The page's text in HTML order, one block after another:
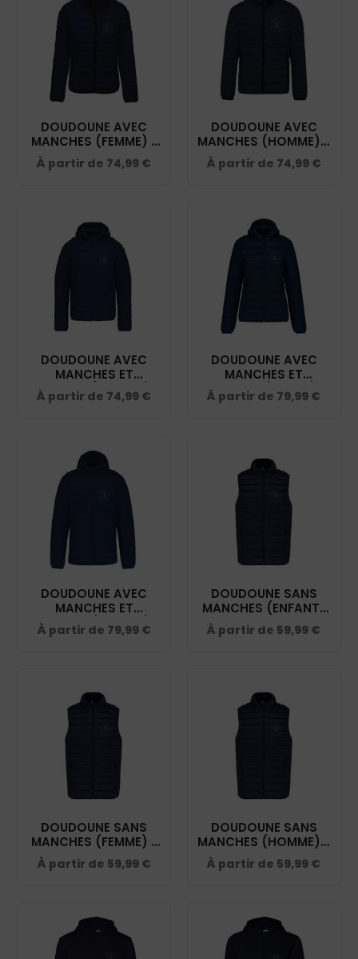
DOUDOUNE AVEC
MANCHES (FEMME) -
ECURIE KERSAÏAN -
NAVY - K6121
À partir de 74,99 €
DOUDOUNE AVEC
MANCHES (HOMME) -
ECURIE KERSAÏAN -
NAVY - K6120
À partir de 74,99 €
DOUDOUNE AVEC
MANCHES ET
CAPUCHE (ENFANT) -
ECURIE KERSAÏAN -
À partir de 74,99 €
DOUDOUNE AVEC
MANCHES ET
CAPUCHE (FEMME) -
ECURIE KERSAÏAN -
À partir de 79,99 €
DOUDOUNE AVEC
MANCHES ET
CAPUCHE (HOMME) -
ECURIE KERSAÏAN -
À partir de 79,99 €
DOUDOUNE SANS
MANCHES (ENFANT)
- ECURIE KERSAÏAN -
NAVY - K6115
À partir de 59,99 €
DOUDOUNE SANS
MANCHES (FEMME) -
ECURIE KERSAÏAN -
NAVY - K6114
À partir de 59,99 €
DOUDOUNE SANS
MANCHES (HOMME) -
ECURIE KERSAÏAN -
NAVY - K6113
À partir de 59,99 €